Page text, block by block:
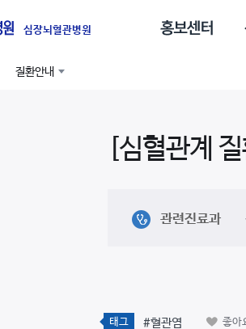
심장뇌혈관병원
질환안내
[심혈관계 질
관련진료과
태그 #혈관염 좋아